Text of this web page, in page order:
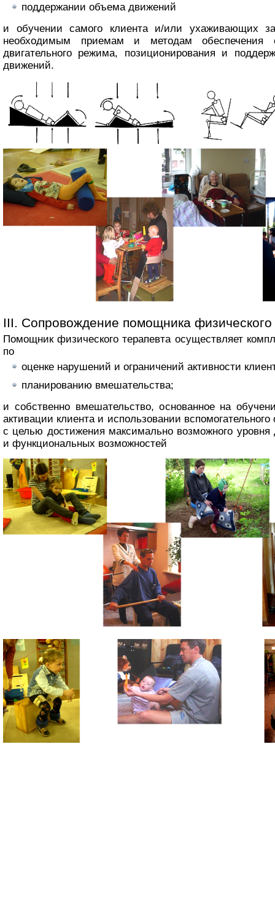
поддержании объема движений
и обучении самого клиента и/или ухаживающих
необходимым приемам и методам обеспечения
двигательного режима, позиционирования и
движений.
III. Сопровождение помощника физического
Помощник физического терапевта осуществляет
по
оценке нарушений и ограничений активности
планированию вмешательства;
и собственно вмешательство, основанное на
активации клиента и использовании вспомогательного
с целью достижения максимально возможного уровня
и функциональных возможностей